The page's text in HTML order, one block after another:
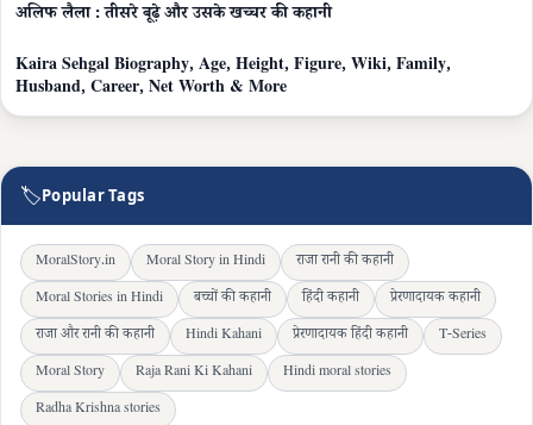
अलिफ लैला : तीसरे बूढ़े और उसके खच्चर की कहानी
Kaira Sehgal Biography, Age, Height, Figure, Wiki, Family,
Husband, Career, Net Worth & More
🏷Popular Tags
MoralStory.in Moral Story in Hindi
राजा रानी की कहानी
Moral Stories in Hindi
बच्चों की कहानी हिंदी कहानी
प्रेरणादायक कहानी
राजा और रानी की कहानी
Hindi Kahani प्रेरणादायक हिंदी कहानी
T-Series
Moral Story
Raja Rani Ki Kahani
Hindi moral stories
Radha Krishna stories